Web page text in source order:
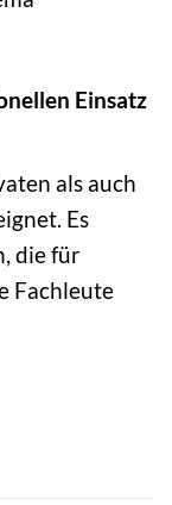
Einsatz
als auch
Es
die für
Fachleute